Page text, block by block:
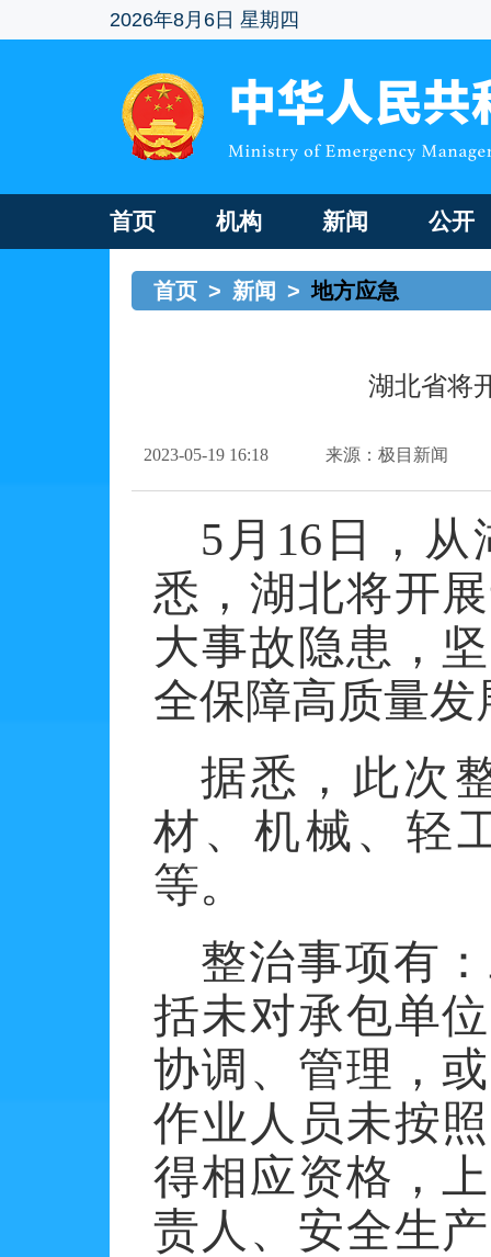
2026年8月6日 星期四
首页 机构 新闻 公开
首页 > 新闻 > 地方应急
湖北省将
2023-05-19 16:18 来源：极目新闻
5 月 16 日，
悉，湖北将开
大事故隐患，
全保障高质量发
据悉，此次
材、机械、轻
等。
整治事项有
括未对承包单
协调、管理，
作业人员未按
得相应资格，
责人、安全生